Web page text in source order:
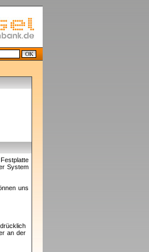
System
uns
an der